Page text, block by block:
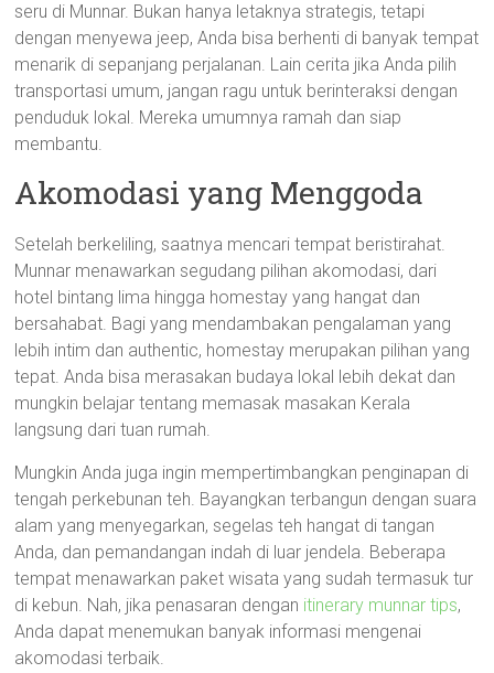
seru di Munnar. Bukan hanya letaknya strategis, tetapi
dengan menyewa jeep, Anda bisa berhenti di banyak tempat
menarik di sepanjang perjalanan. Lain cerita jika Anda pilih
transportasi umum, jangan ragu untuk berinteraksi dengan
penduduk lokal. Mereka umumnya ramah dan siap
membantu.
Akomodasi yang Menggoda
Setelah berkeliling, saatnya mencari tempat beristirahat.
Munnar menawarkan segudang pilihan akomodasi, dari
hotel bintang lima hingga homestay yang hangat dan
bersahabat. Bagi yang mendambakan pengalaman yang
lebih intim dan authentic, homestay merupakan pilihan yang
tepat. Anda bisa merasakan budaya lokal lebih dekat dan
mungkin belajar tentang memasak masakan Kerala
langsung dari tuan rumah.
Mungkin Anda juga ingin mempertimbangkan penginapan di
tengah perkebunan teh. Bayangkan terbangun dengan suara
alam yang menyegarkan, segelas teh hangat di tangan
Anda, dan pemandangan indah di luar jendela. Beberapa
tempat menawarkan paket wisata yang sudah termasuk tur
di kebun. Nah, jika penasaran dengan itinerary munnar tips,
Anda dapat menemukan banyak informasi mengenai
akomodasi terbaik.